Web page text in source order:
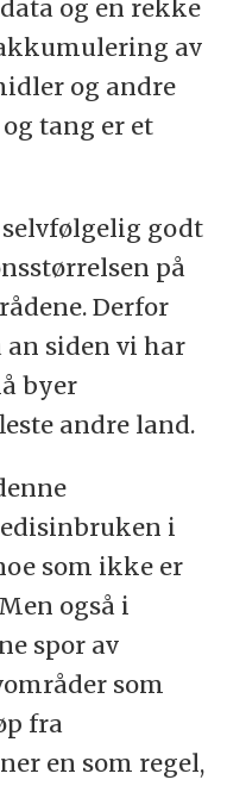
og en rekke
av
og andre
tang er et
godt
på
Derfor
siden vi har
byer
andre land.
i
som ikke er
også i
spor av
som
fra
en som regel,